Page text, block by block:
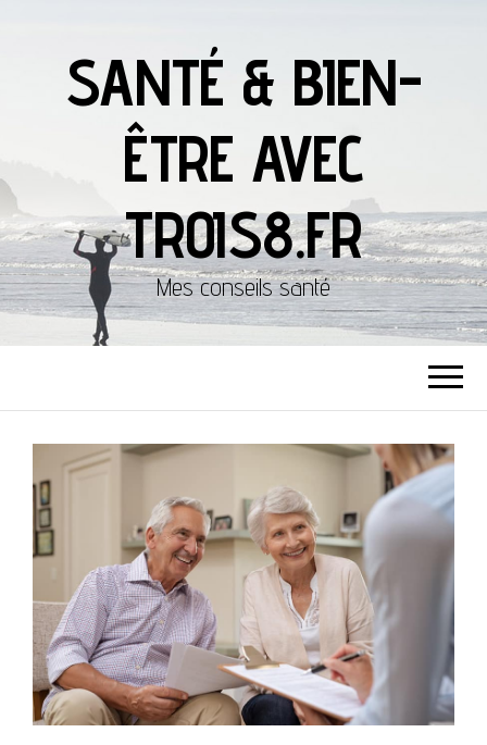
SANTÉ & BIEN-
ÊTRE AVEC
TROIS8.FR
Mes conseils santé